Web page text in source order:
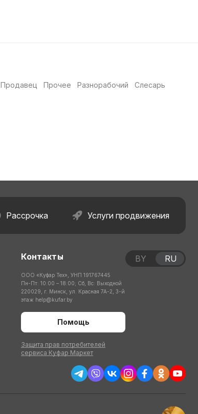
Продавец Прочее Разнорабочий
Слесарь
Рассрочка Услуги продвижения
Контакты
ООО «Куфар Тех», УНП 191767445
Пн-Пт: 10:00 – 18:00; Сб, Вс: Выходной
220029, г. Минск, ул. Красная 7А-2, 3-й
этаж help@kufar.by
Помощь
Защита прав потребителей
сервиса Куфар Маркет
BY RU